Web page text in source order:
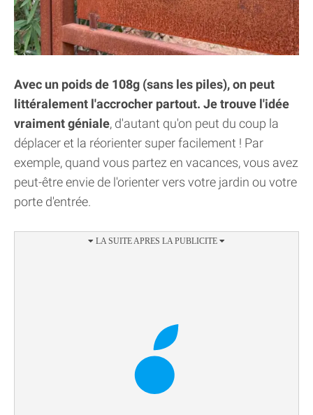
Avec un poids de 108g (sans les piles), on peut
littéralement l'accrocher partout. Je trouve l'idée
vraiment géniale, d'autant qu'on peut du coup la
déplacer et la réorienter super facilement ! Par
exemple, quand vous partez en vacances, vous avez
peut-être envie de l'orienter vers votre jardin ou votre
porte d'entrée.